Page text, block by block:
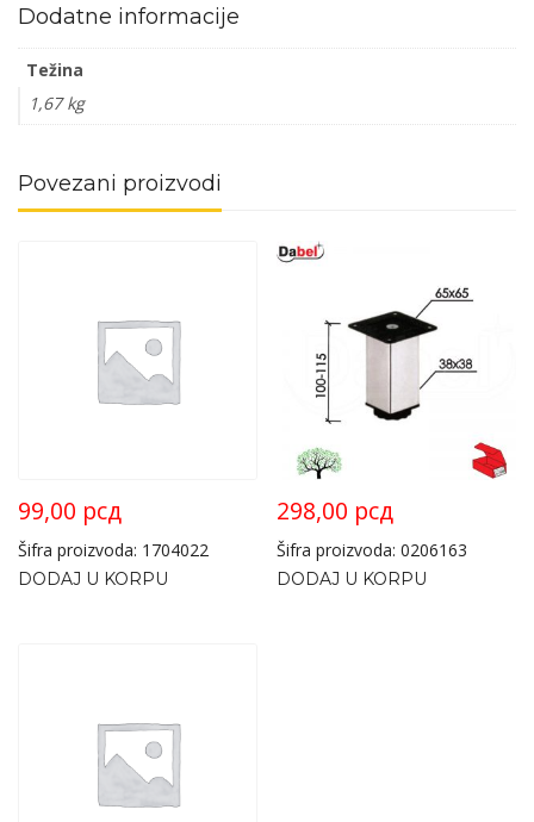
Dodatne informacije
Težina
1,67 kg
Povezani proizvodi
99,00 рсд
Šifra proizvoda: 1704022
DODAJ U KORPU
298,00 рсд
Šifra proizvoda: 0206163
DODAJ U KORPU